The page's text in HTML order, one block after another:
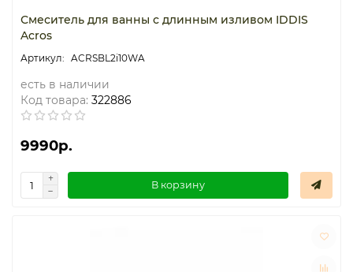
Смеситель для ванны с длинным изливом IDDIS
Acros
ACRSBL2i10WA
есть в наличии
Код товара: 322886
9990р.
В корзину